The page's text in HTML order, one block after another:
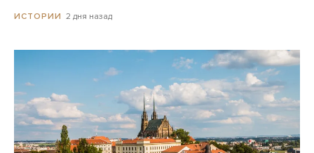
ИСТОРИИ 2 дня назад